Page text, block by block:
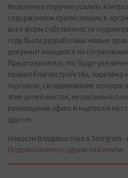
Веркеенко поручил усилить
содержанием прилегающих к
всех форм собственности
году были разработаны новые
документ находится на
Предполагается, что будут
правил благоустройства, парковку
торговлю, складирование отходов
этих целей местах, незаконный
размещение афиш и надписей на
другое.
Новости Владивостока в Telegram -
Подписывайтесь одним нажатием!